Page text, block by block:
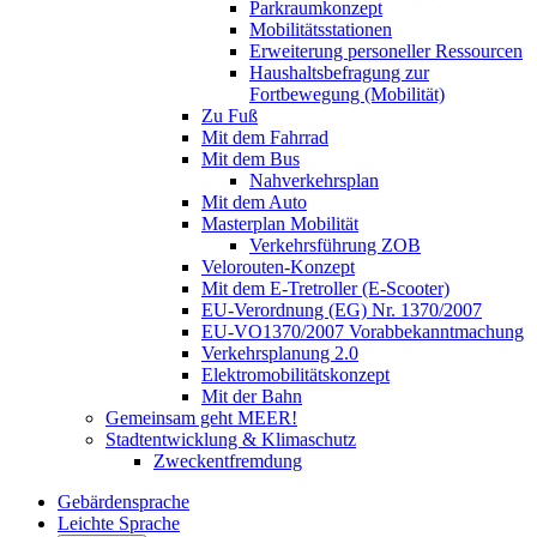
Parkraumkonzept
Mobilitätsstationen
Erweiterung personeller Ressourcen
Haushaltsbefragung zur
Fortbewegung (Mobilität)
Zu Fuß
Mit dem Fahrrad
Mit dem Bus
Nahverkehrsplan
Mit dem Auto
Masterplan Mobilität
Verkehrsführung ZOB
Velorouten-Konzept
Mit dem E-Tretroller (E-Scooter)
EU-Verordnung (EG) Nr. 1370/2007
EU-VO1370/2007 Vorabbekanntmachung
Verkehrsplanung 2.0
Elektromobilitätskonzept
Mit der Bahn
Gemeinsam geht MEER!
Stadtentwicklung & Klimaschutz
Zweckentfremdung
Gebärdensprache
Leichte Sprache